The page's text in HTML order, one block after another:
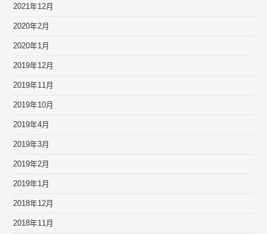
2021年12月
2020年2月
2020年1月
2019年12月
2019年11月
2019年10月
2019年4月
2019年3月
2019年2月
2019年1月
2018年12月
2018年11月